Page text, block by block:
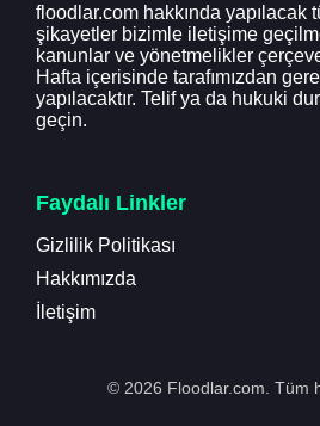
floodlar.com hakkında yapılacak
şikayetler bizimle iletişime
kanunlar ve yönetmelikler
Hafta içerisinde tarafımızdan
yapılacaktır. Telif ya da hukuki
geçin.
Faydalı Linkler
Gizlilik Politikası
Hakkımızda
İletişim
© 2026 Floodlar.com. Tüm